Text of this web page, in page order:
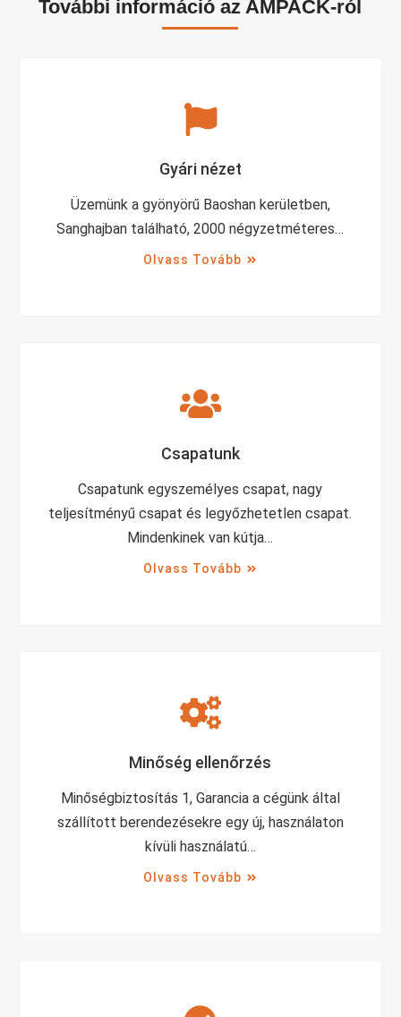
További információ az AMPACK-ról
Gyári nézet
Üzemünk a gyönyörű Baoshan kerületben,
Sanghajban található, 2000 négyzetméteres…
Olvass Tovább
Csapatunk
Csapatunk egyszemélyes csapat, nagy
teljesítményű csapat és legyőzhetetlen csapat.
Mindenkinek van kútja…
Olvass Tovább
Minőség ellenőrzés
Minőségbiztosítás 1, Garancia a cégünk által
szállított berendezésekre egy új, használaton
kívüli használatú…
Olvass Tovább